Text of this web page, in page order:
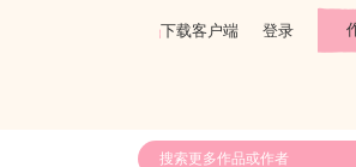
下载客户端 登录